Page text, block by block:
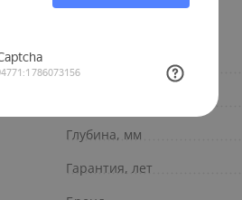
Дополнительно
Глубина, мм
Гарантия, лет